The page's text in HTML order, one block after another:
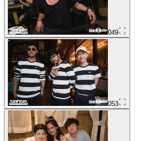
049
053